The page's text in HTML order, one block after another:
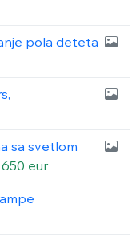
pola deteta
sa svetlom
650 eur